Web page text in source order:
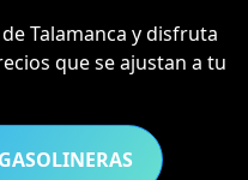
Talamanca y disfruta
que se ajustan a tu